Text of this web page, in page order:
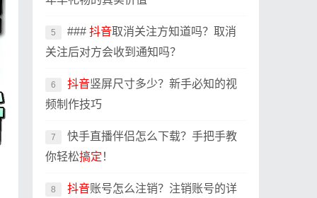
5 ### 抖音取消关注方知道吗？取消
关注后对方会收到通知吗？
6 抖音竖屏尺寸多少？新手必知的视
频制作技巧
7
快手直播伴侣怎么下载？手把手教
你轻松搞定 ！
8 抖音账号怎么注销？注销账号的详